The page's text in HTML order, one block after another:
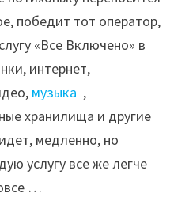
победит тот оператор,
«Все Включено» в
интернет,
музыка ,
хранилища и другие
медленно, но
услугу все же легче
…